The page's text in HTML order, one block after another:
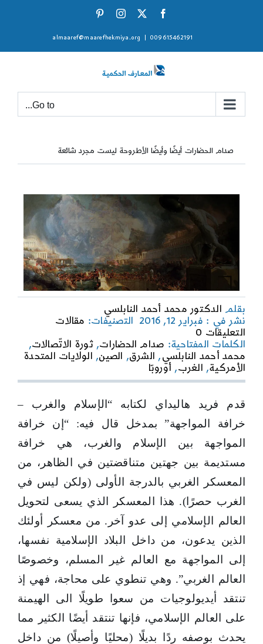
Facebook
X
Instagram
009615462191
almaaref@maarefhekmiya.org
Go to...
صدام الحضارات أيضًا وأيضًا الأطروحة ليست مجرد شائعة
بقلم الدكتور محمد أحمد النابلسي
نشر في : فبراير 12, 2016
التصنيفات: مقالات
التعليقات 0
on
صدام
الحضارات
أيضًا
وأيضًا
ليست
شائعة
الكلمات المفتاحية: صدام الحضارات,ثورة الاتّصالات,
محمد أحمد النابلسي , الشرق, الصين, الولايات المتحدة
الأمركية, الغرب, أوروبّا
قدم فريد هاليداي لكتابه “الإسلام والغرب –
خرافة المواجهة” بمدخل قال فيه: “إن خرافة
المواجهة بين الإسلام والغرب، هي خرافة
مستديمة بين جهتين متناقضتين في الظاهر، من
المعسكر الغربي بالدرجة الأولى (ولكن ليس في
الغرب حصرًا). هذا المعسكر الذي يسعى لتحويل
العالم الإسلامي إلى عدو آخر. من معسكر أولئك
الذين يدعون، من داخل البلاد الإسلامية نفسها،
إلى المواجهة مع العالم غير المسلم، وخصوصًا
العالم الغربي”. وهي تنطوي على محاجة، فهي إذ
تنتقد أيديولوجيات من سعوا طويلًا الى الهيمنة
على العالم الإسلامي، فإنها تنتقد أيضًا الكثير مما
يحدث بوصفه ردًا بديلًا (محليًا وأصيلًا) من داخل